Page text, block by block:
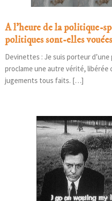
A l’heure de la politique-
politiques sont-elles
Devinettes : Je suis porteur
proclame une autre vérité,
jugements tous faits. […]